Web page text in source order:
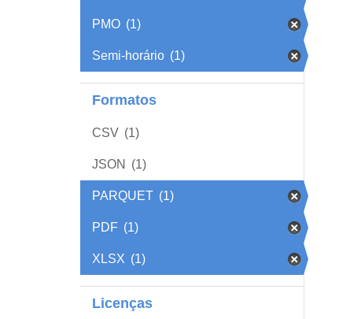
PMO (1)
Semi-horário (1)
Formatos
CSV (1)
JSON (1)
PARQUET (1)
PDF (1)
XLSX (1)
Licenças